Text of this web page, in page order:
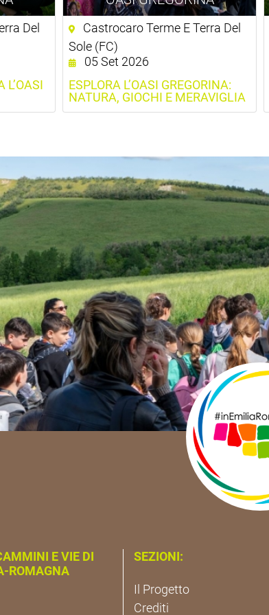
Del
L’OASI
Castrocaro Terme E Terra Del
Sole (FC)
05 Set 2026
ESPLORA L’OASI GREGORINA:
NATURA, GIOCHI E MERAVIGLIA
E VIE DI
ROMAGNA
SEZIONI:
Il Progetto
Crediti